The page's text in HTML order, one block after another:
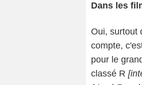
Dans les
Oui, surtout
compte,
pour le
classé R